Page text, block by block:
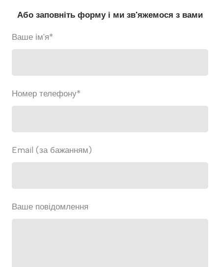
Або заповніть форму і ми зв'яжемося з вами
Ваше ім'я*
Номер телефону*
Email (за бажанням)
Ваше повідомлення